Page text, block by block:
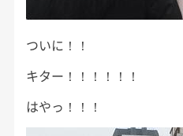
ついに！！
キター！！！！！！
はやっ！！！